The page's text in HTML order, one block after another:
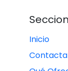
Inicio